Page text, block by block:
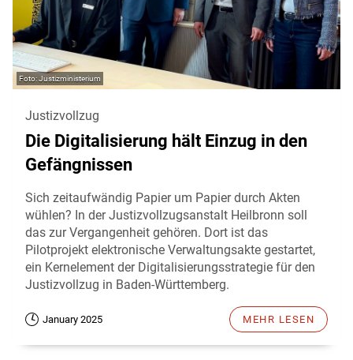
Justizministerium
Justizvollzug
Die Digitalisierung hält Einzug in den
Gefängnissen
Sich zeitaufwändig Papier um Papier durch Akten
wühlen? In der Justizvollzugsanstalt Heilbronn soll
das zur Vergangenheit gehören. Dort ist das
Pilotprojekt elektronische Verwaltungsakte gestartet,
ein Kernelement der Digitalisierungsstrategie für den
Justizvollzug in Baden-Württemberg.
January 2025 MEHR LESEN